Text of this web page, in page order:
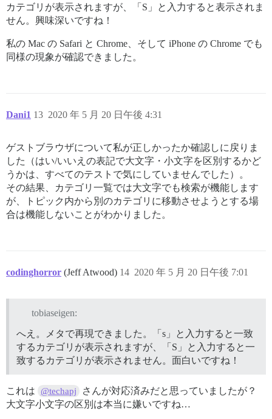
カテゴリが表示されますが、「S」と入力すると表示されま
せん。興味深いですね！
私の Mac の Safari と Chrome、そして iPhone の Chrome でも
同様の現象が確認できました。
Dani1 2020 年 5 月 20 日午後 4:31
13
ゲストブラウザについて私が正しかったか確認しに戻りま
した（はい/いいえの表記で大文字・小文字を区別するかど
うかは、すべてのテストで気にしていませんでした）。
その結果、カテゴリ一覧では大文字でも検索が機能します
が、トピック内から別のカテゴリに移動させようとする場
合は機能しないことがわかりました。
codinghorror (Jeff Atwood) 2020 年 5 月 20 日午後 7:01
14
tobiaseigen:
へえ。メタで再現できました。「s」と入力すると一致
するカテゴリが表示されますが、「S」と入力すると一
致するカテゴリが表示されません。面白いですね！
これは @techapj
さんが対応済みだと思っていましたが？
大文字小文字の区別は本当に嫌いですね…